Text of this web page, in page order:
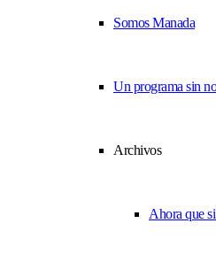
Somos Manada
Un programa sin
Archivos
Ahora que